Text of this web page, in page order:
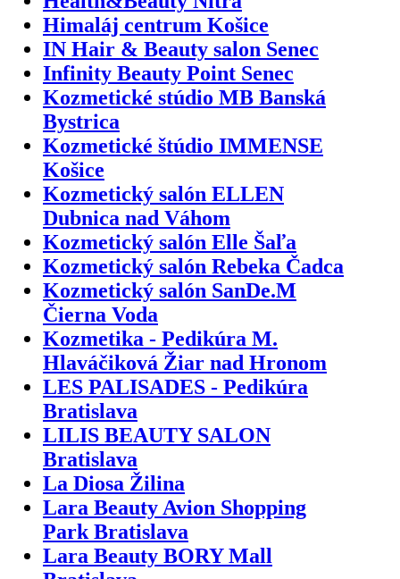
Himaláj centrum Košice
IN Hair & Beauty salon Senec
Infinity Beauty Point Senec
Kozmetické stúdio MB Banská
Bystrica
Kozmetické štúdio IMMENSE
Košice
Kozmetický salón ELLEN
Dubnica nad Váhom
Kozmetický salón Elle Šaľa
Kozmetický salón Rebeka Čadca
Kozmetický salón SanDe.M
Čierna Voda
Kozmetika - Pedikúra M.
Hlaváčiková Žiar nad Hronom
LES PALISADES - Pedikúra
Bratislava
LILIS BEAUTY SALON
Bratislava
La Diosa Žilina
Lara Beauty Avion Shopping
Park Bratislava
Lara Beauty BORY Mall